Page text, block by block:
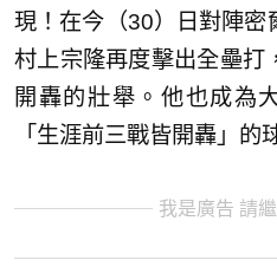
現！在今（30）日對陣密
村上宗隆再度擊出全壘打
開轟的壯舉。他也成為
「生涯前三戰皆開轟」的
我是廣告 請